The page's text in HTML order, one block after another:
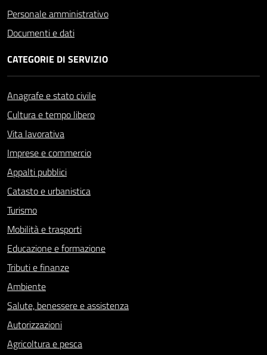
Personale amministrativo
Documenti e dati
CATEGORIE DI SERVIZIO
Anagrafe e stato civile
Cultura e tempo libero
Vita lavorativa
Imprese e commercio
Appalti pubblici
Catasto e urbanistica
Turismo
Mobilità e trasporti
Educazione e formazione
Tributi e finanze
Ambiente
Salute, benessere e assistenza
Autorizzazioni
Agricoltura e pesca